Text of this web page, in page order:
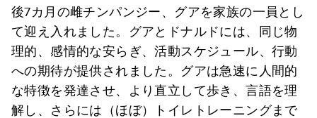
後7カ月の雌チンパンジー、グアを家族の一員とし
て迎え入れました。グアとドナルドには、同じ物
理的、感情的な安らぎ、活動スケジュール、行動
への期待が提供されました。グアは急速に人間的
な特徴を発達させ、より直立して歩き、言語を理
解し、さらには（ほぼ）トイレトレーニングまで